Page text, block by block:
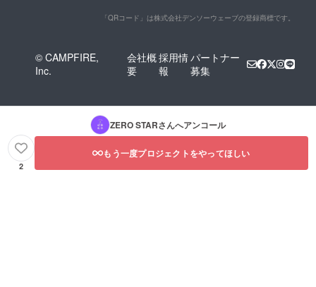
「QRコード」は株式会社デンソーウェーブの登録商標です。
© CAMPFIRE,
Inc.
会社概
要
採用情
報
パートナー
募集
ZERO STARさんへアンコール
2
もう一度プロジェクトをやってほしい